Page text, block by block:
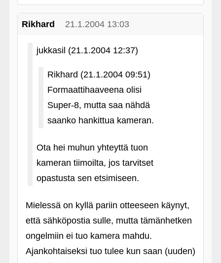
Rikhard 21.1.2004 13:03
jukkasil (21.1.2004 12:37)
Rikhard (21.1.2004 09:51)
Formaattihaaveena olisi
Super-8, mutta saa nähdä
saanko hankittua kameran.
Ota hei muhun yhteyttä tuon
kameran tiimoilta, jos tarvitset
opastusta sen etsimiseen.
Mielessä on kyllä pariin otteeseen käynyt,
että sähköpostia sulle, mutta tämänhetken
ongelmiin ei tuo kamera mahdu.
Ajankohtaiseksi tuo tulee kun saan (uuden)